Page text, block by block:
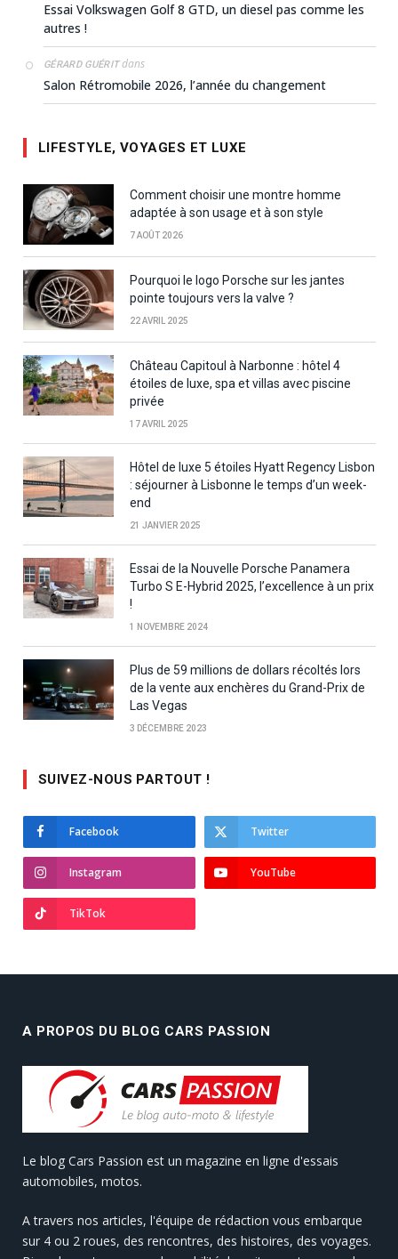
Essai Volkswagen Golf 8 GTD, un diesel pas comme les
autres !
GÉRARD GUÉRITdans
Salon Rétromobile 2026, l’année du changement
LIFESTYLE, VOYAGES ET LUXE
Comment choisir une montre homme
adaptée à son usage et à son style
7 AOÛT 2026
Pourquoi le logo Porsche sur les jantes
pointe toujours vers la valve ?
22 AVRIL 2025
Château Capitoul à Narbonne : hôtel 4
étoiles de luxe, spa et villas avec piscine
privée
17 AVRIL 2025
Hôtel de luxe 5 étoiles Hyatt Regency Lisbon
: séjourner à Lisbonne le temps d’un week-
end
21 JANVIER 2025
Essai de la Nouvelle Porsche Panamera
Turbo S E-Hybrid 2025, l’excellence à un prix
!
1 NOVEMBRE 2024
Plus de 59 millions de dollars récoltés lors
de la vente aux enchères du Grand-Prix de
Las Vegas
3 DÉCEMBRE 2023
SUIVEZ-NOUS PARTOUT !
Facebook Twitter
Instagram YouTube
TikTok
A PROPOS DU BLOG CARS PASSION
Le blog Cars Passion est un magazine en ligne d'essais
automobiles, motos.
A travers nos articles, l'équipe de rédaction vous embarque
sur 4 ou 2 roues, des rencontres, des histoires, des voyages.